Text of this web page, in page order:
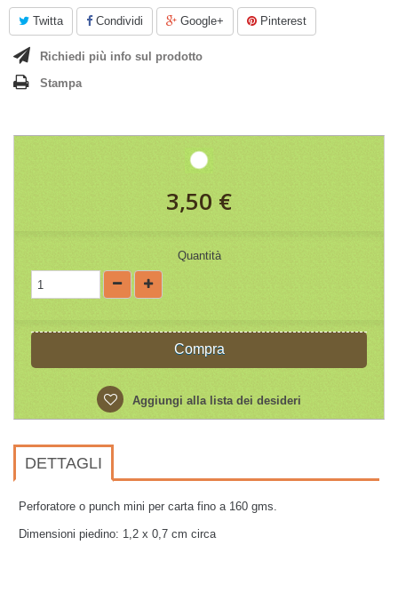
Twitta Condividi Google+ Pinterest
Richiedi più info sul prodotto
Stampa
3,50 €
Quantità
Compra
Aggiungi alla lista dei desideri
DETTAGLI
Perforatore o punch mini per carta fino a 160 gms.
Dimensioni piedino: 1,2 x 0,7 cm circa